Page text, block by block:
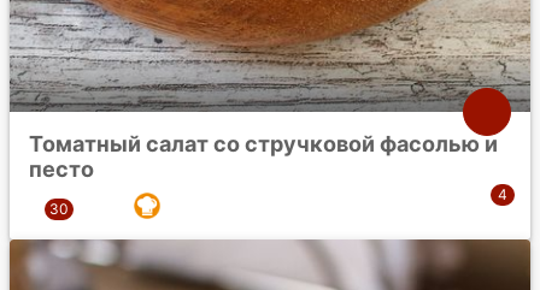
Томатный салат со стручковой фасолью и
песто